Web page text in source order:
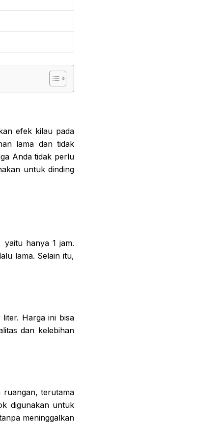
efek kilau pada
lama dan tidak
Anda tidak perlu
untuk dinding
hanya 1 jam.
lama. Selain itu,
Harga ini bisa
dan kelebihan
ruangan, terutama
digunakan untuk
meninggalkan